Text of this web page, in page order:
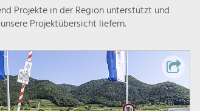
Projekte in der Region unterstützt und
Projektübersicht liefern.